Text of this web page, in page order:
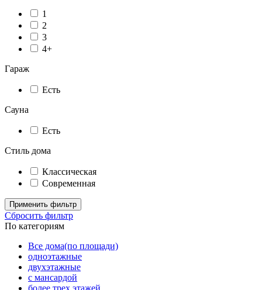
1
2
3
4+
Гараж
Есть
Сауна
Есть
Стиль дома
Классическая
Современная
Применить фильтр
Сбросить фильтр
По категориям
Все дома(по площади)
одноэтажные
двухэтажные
с мансардой
более трех этажей